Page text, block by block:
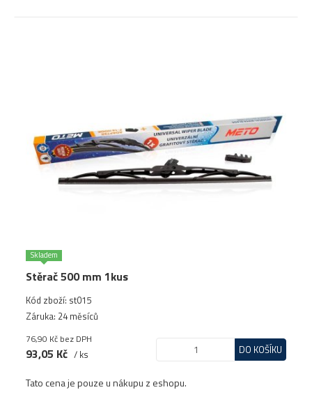
Skladem
Stěrač 500 mm 1kus
Kód zboží: st015
Záruka: 24 měsíců
76,90 Kč bez DPH
93,05 Kč / ks DO KOŠÍKU
Tato cena je pouze u nákupu z eshopu.